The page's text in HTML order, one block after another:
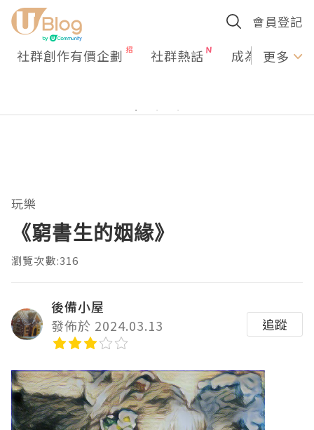
會員登記
社群創作有價企劃 社群熱話 成為U更多
玩樂
《窮書生的姻緣》
瀏覽次數:316
後備小屋
發佈於 2024.03.13
追蹤